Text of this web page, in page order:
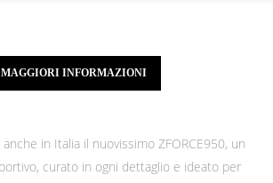
MAGGIORI INFORMAZIONI
in Italia il nuovissimo ZFORCE950, un
curato in ogni dettaglio e ideato per